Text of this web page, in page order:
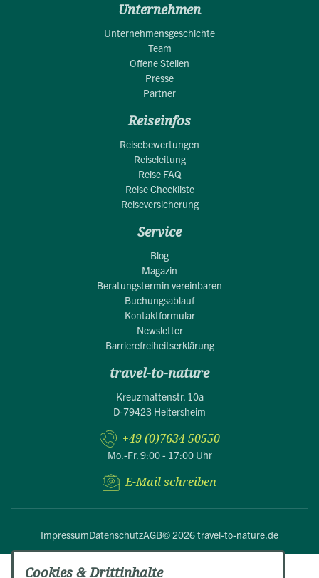
Unternehmen
Unternehmensgeschichte
Team
Offene Stellen
Presse
Partner
Reiseinfos
Reisebewertungen
Reiseleitung
Reise FAQ
Reise Checkliste
Reiseversicherung
Service
Blog
Magazin
Beratungstermin vereinbaren
Buchungsablauf
Kontaktformular
Newsletter
Barrierefreiheitserklärung
travel-to-nature
Kreuzmattenstr. 10a
D-79423 Heitersheim
+49 (0)7634 50550
Mo.-Fr. 9:00 - 17:00 Uhr
E-Mail schreiben
ImpressumDatenschutzAGB© 2026 travel-to-nature.de
Cookies & Drittinhalte